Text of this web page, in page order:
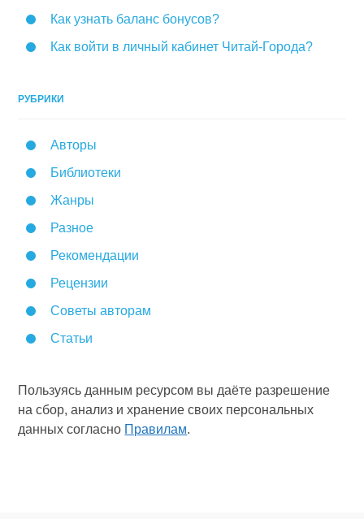
Как узнать баланс бонусов?
Как войти в личный кабинет Читай-Города?
РУБРИКИ
Авторы
Библиотеки
Жанры
Разное
Рекомендации
Рецензии
Советы авторам
Статьи
Пользуясь данным ресурсом вы даёте разрешение
на сбор, анализ и хранение своих персональных
данных согласно Правилам.